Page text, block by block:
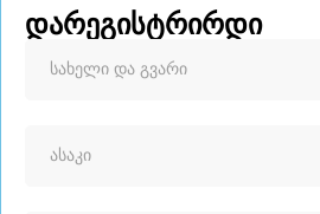
დარეგისტრირდი